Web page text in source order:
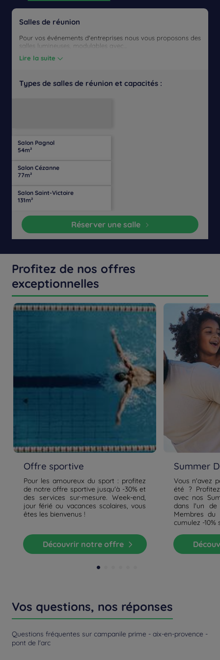
Salles de réunion
Pour vos événements d'entreprises nous vous proposons des
salles lumineuses, modulables avec...
Lire la suite
Types de salles de réunion et capacités :
Salon Pagnol
54m²
-
35
personnes
26
personnes
--
26
personnes
24
personnes
-
Salon Cézanne
77m²
-
65
personnes
34
personnes
-
85
personnes
30
personnes
34
personnes
-
Salon Saint-Victoire
131m²
-100
personnes
60
personnes
-150
personnes
44
personnes
50
personnes
-
Réserver une salle
Profitez de nos offres
exceptionnelles
Offre sportive
Pour les amoureux du sport : profitez
de notre offre sportive jusqu'à -30% et
des services sur-mesure. Week-end,
jour férié ou vacances scolaires, vous
êtes les bienvenus !
Découvrir notre offre
Summer
Vous n'avez
été ?
avec nos
dans l'un de
Membres du
cumulez -10%
Vos questions, nos réponses
Questions fréquentes sur campanile prime - aix-en-provence -
pont de l'arc